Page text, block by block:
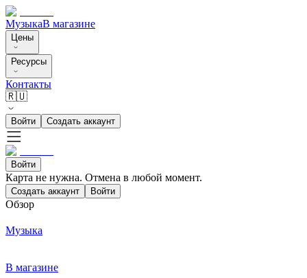
МузыкаВ магазине
Цены
Ресурсы
Контакты
🇷🇺
Войти Создать аккаунт
Войти
Карта не нужна. Отмена в любой момент.
Создать аккаунт Войти
Обзор
Музыка
В магазине